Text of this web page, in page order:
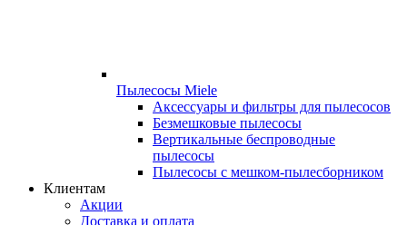
Пылесосы Miele
Аксессуары и фильтры для пылесосов
Безмешковые пылесосы
Вертикальные беспроводные
пылесосы
Пылесосы с мешком-пылесборником
Клиентам
Акции
Доставка и оплата